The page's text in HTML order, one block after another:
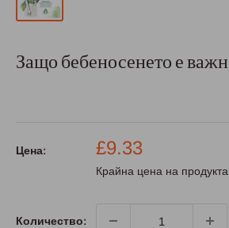
Защо бебеносенето е
Цена:
Промо
цена
£9.33
Крайна цена на
Количество: